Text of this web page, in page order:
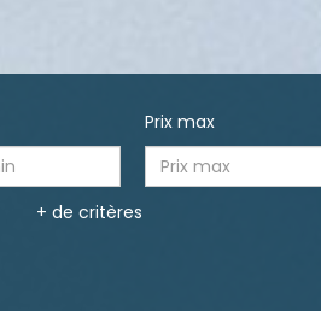
Prix max
+ de critères